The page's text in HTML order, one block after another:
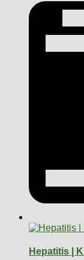
Hepatitis |